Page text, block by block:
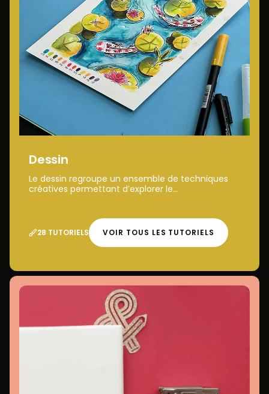
Dessin
Le dessin regroupe un ensemble de techniques
créatives permettant d’explorer le...
28 TUTORIELS VOIR TOUS LES TUTORIELS